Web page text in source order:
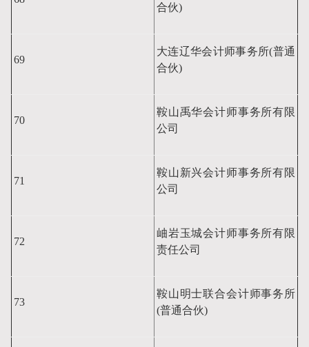
合伙)
69
大连辽华会计师事务所(普通
合伙)
70
鞍山禹华会计师事务所有限
公司
71
鞍山新兴会计师事务所有限
公司
72
岫岩玉城会计师事务所有限
责任公司
73
鞍山明士联合会计师事务所
(普通合伙)